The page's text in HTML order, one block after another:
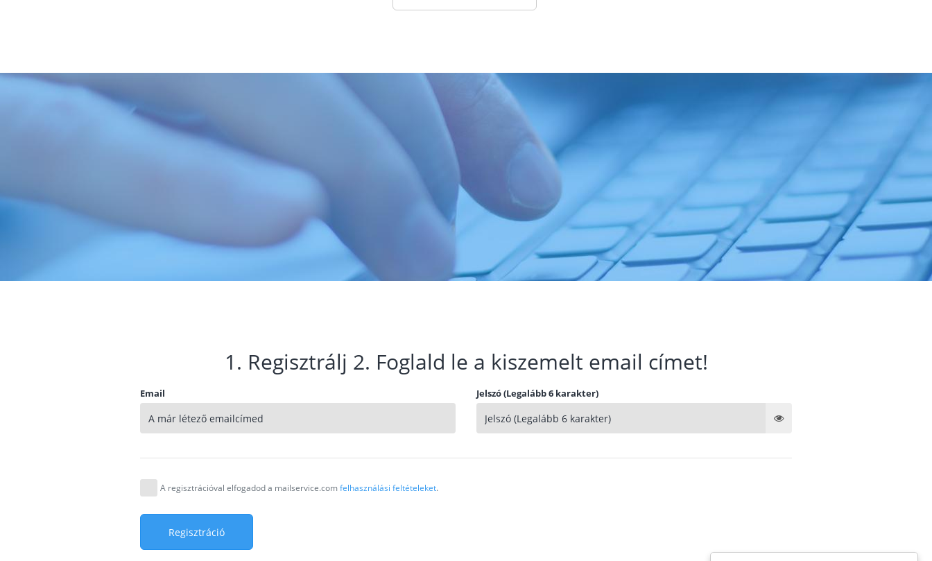
1. Regisztrálj 2. Foglald le a kiszemelt email címet!
Email Jelszó (Legalább 6 karakter)
A regisztrációval elfogadod a mailservice.comfelhasználási feltételeket.
Regisztráció